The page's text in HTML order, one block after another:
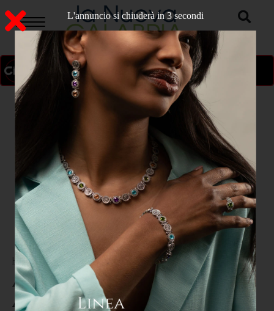
ON AIR
Home > CATANZARO
Anniversario nascita Corrado
Alvaro, il messaggio del
L'annuncio si chiuderà in 2 secondi